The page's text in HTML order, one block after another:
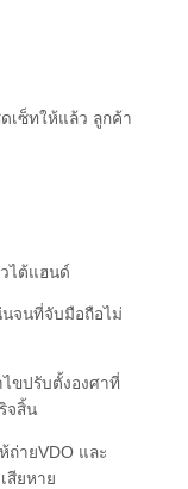
เซ็ทให้แล้ว ลูกค้า
ไต้แฮนด์
นจนที่จับมือถือไม่
ขปรับตั้งองศาที่
จสิ้น
ถ่ายVDO และ
สียหาย